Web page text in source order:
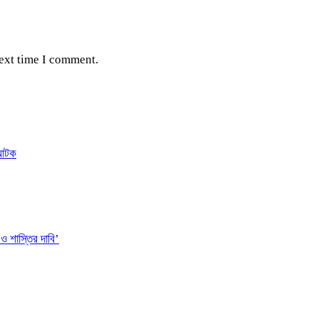
time I comment.
শাস্তির দাবি’